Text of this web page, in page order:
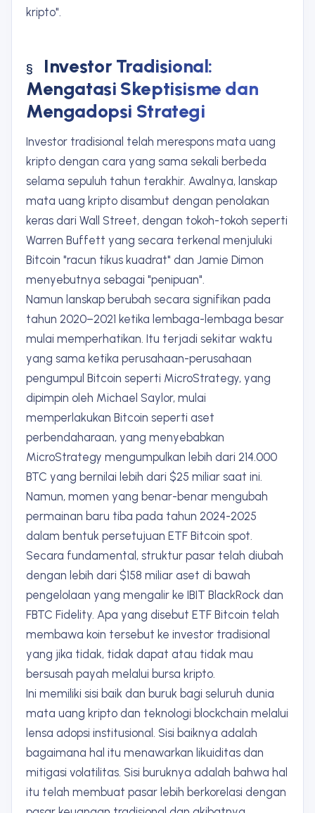
kripto".
Investor Tradisional:
Mengatasi Skeptisisme dan
Mengadopsi Strategi
Investor tradisional telah merespons mata uang
kripto dengan cara yang sama sekali berbeda
selama sepuluh tahun terakhir. Awalnya, lanskap
mata uang kripto disambut dengan penolakan
keras dari Wall Street, dengan tokoh-tokoh seperti
Warren Buffett yang secara terkenal menjuluki
Bitcoin "racun tikus kuadrat" dan Jamie Dimon
menyebutnya sebagai "penipuan".
Namun lanskap berubah secara signifikan pada
tahun 2020–2021 ketika lembaga-lembaga besar
mulai memperhatikan. Itu terjadi sekitar waktu
yang sama ketika perusahaan-perusahaan
pengumpul Bitcoin seperti MicroStrategy, yang
dipimpin oleh Michael Saylor, mulai
memperlakukan Bitcoin seperti aset
perbendaharaan, yang menyebabkan
MicroStrategy mengumpulkan lebih dari 214.000
BTC yang bernilai lebih dari $25 miliar saat ini.
Namun, momen yang benar-benar mengubah
permainan baru tiba pada tahun 2024-2025
dalam bentuk persetujuan ETF Bitcoin spot.
Secara fundamental, struktur pasar telah diubah
dengan lebih dari $158 miliar aset di bawah
pengelolaan yang mengalir ke IBIT BlackRock dan
FBTC Fidelity. Apa yang disebut ETF Bitcoin telah
membawa koin tersebut ke investor tradisional
yang jika tidak, tidak dapat atau tidak mau
bersusah payah melalui bursa kripto.
Ini memiliki sisi baik dan buruk bagi seluruh dunia
mata uang kripto dan teknologi blockchain melalui
lensa adopsi institusional. Sisi baiknya adalah
bagaimana hal itu menawarkan likuiditas dan
mitigasi volatilitas. Sisi buruknya adalah bahwa hal
itu telah membuat pasar lebih berkorelasi dengan